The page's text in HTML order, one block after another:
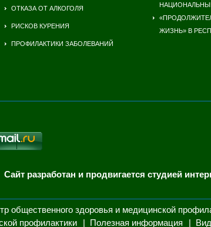
ОТКАЗА ОТ АЛКОГОЛЯ
РИСКОВ КУРЕНИЯ
ПРОФИЛАКТИКИ ЗАБОЛЕВАНИЙ
ЖИЗНЬ» В
Сайт разработан и продвигается студией
общественного здоровья и медицинской
профилактики
Полезная информация